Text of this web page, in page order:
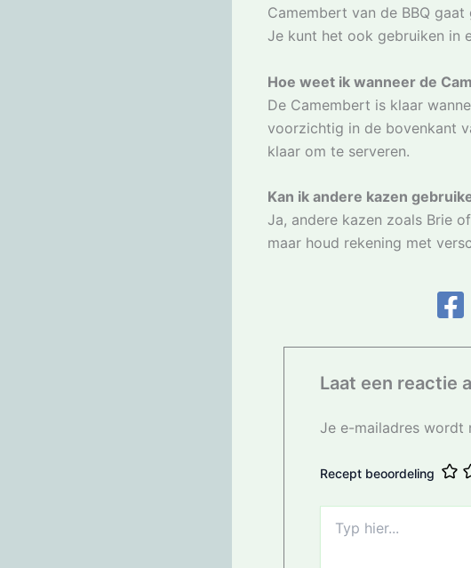
Camembert van de BBQ
Je kunt het ook gebruiken in
Hoe weet ik wanneer de
De Camembert is klaar
voorzichtig in de bovenkant
klaar om te serveren.
Kan ik andere kazen
Ja, andere kazen zoals Brie
maar houd rekening met
Laat een reactie
Je e-mailadres wordt
Recept beoordeling
hier...